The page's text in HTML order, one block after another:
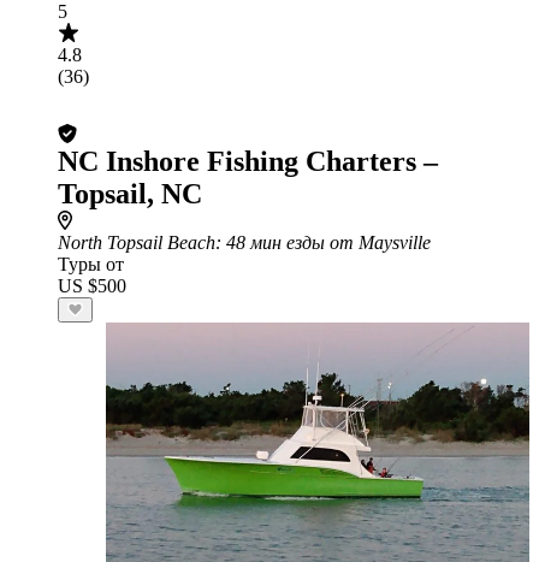
5
4.8
(36)
NC Inshore Fishing Charters –
Topsail, NC
North Topsail Beach: 48 мин езды от Maysville
Туры от
US $500